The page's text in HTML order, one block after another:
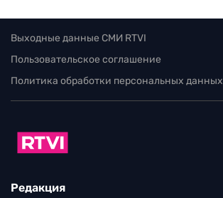
Выходные данные СМИ RTVI
Пользовательское соглашение
Политика обработки персональных данных
Редакция